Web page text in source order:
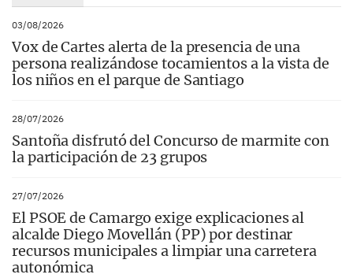
03/08/2026
Vox de Cartes alerta de la presencia de una
persona realizándose tocamientos a la vista de
los niños en el parque de Santiago
28/07/2026
Santoña disfrutó del Concurso de marmite con
la participación de 23 grupos
27/07/2026
El PSOE de Camargo exige explicaciones al
alcalde Diego Movellán (PP) por destinar
recursos municipales a limpiar una carretera
autonómica